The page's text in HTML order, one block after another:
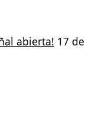
abierta! 17 de